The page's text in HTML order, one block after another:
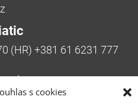
s cookies
(HR) +381 61 6231 777